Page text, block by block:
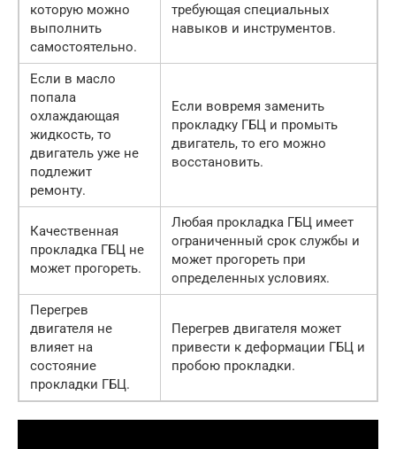
которую можно
выполнить
самостоятельно.
требующая специальных
навыков и инструментов.
Если в масло
попала
охлаждающая
жидкость, то
двигатель уже не
подлежит
ремонту.
Если вовремя заменить
прокладку ГБЦ и промыть
двигатель, то его можно
восстановить.
Качественная
прокладка ГБЦ не
может прогореть.
Любая прокладка ГБЦ имеет
ограниченный срок службы и
может прогореть при
определенных условиях.
Перегрев
двигателя не
влияет на
состояние
прокладки ГБЦ.
Перегрев двигателя может
привести к деформации ГБЦ и
пробою прокладки.